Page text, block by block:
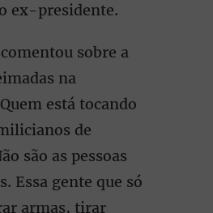
ex-presidente.
sobre a
na
está tocando
de
são as pessoas
Essa gente que só
armas, tirar